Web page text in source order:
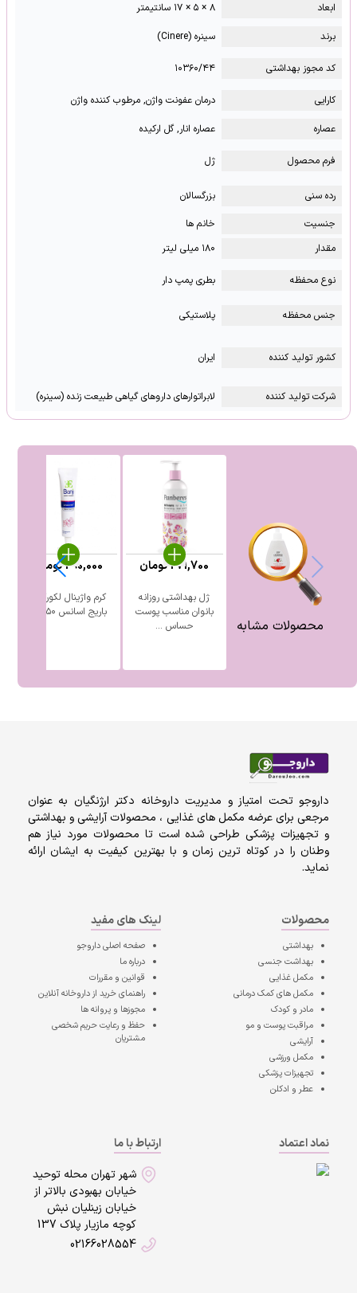
ابعاد
۸ × ۵ × ۱۷ سانتیمتر
برند
سینره (Cinere)
کد مجوز بهداشتی ۱۰۳۶۰/۴۴
کارایی
درمان عفونت واژن, مرطوب کننده واژن
عصاره
عصاره انار, گل ارکیده
فرم محصول ژل
رده سنی
بزرگسالان
جنسیت
خانم ها
مقدار
۱۸۰ میلی لیتر
نوع محفظه بطری پمپ دار
جنس محفظه پلاستیکی
کشور تولید کننده ایران
شرکت تولید کننده لابراتوارهای داروهای گیاهی طبیعت زنده (سینره)
محصولات مشابه
ژل بهداشتی روزانه
بانوان مناسب پوست
حساس ...
271,700تومان
کرم واژینال لکورکس
باریج اسانس ۵۰ گرم
290,000تومان
داروجو تحت امتیاز و مدیریت داروخانه دکتر ارژنگیان به عنوان
مرجعی برای عرضه مکمل های غذایی ، محصولات آرایشی و بهداشتی
و تجهیزات پزشکی طراحی شده است تا محصولات مورد نیاز هم
وطنان را در کوتاه ترین زمان و با بهترین کیفیت به ایشان ارائه
نماید.
محصولات
بهداشتی
بهداشت جنسی
مکمل غذایی
مکمل های کمک درمانی
مادر و کودک
مراقبت پوست و مو
آرایشی
مکمل ورزشی
تجهیزات پزشکی
عطر و ادکلن
لینک های مفید
صفحه اصلیداروجو
درباره ما
قوانین و مقررات
راهنمای خرید از داروخانه آنلاین
مجوزها و پروانه ها
حفظ و رعایت حریم شخصی
مشتریان
نماد اعتماد
ارتباط با ما
شهر تهران محله توحید
خیابان بهبودی بالاتر از
خیابان زینلیان نبش
کوچه مازیار پلاک 137
02166028554